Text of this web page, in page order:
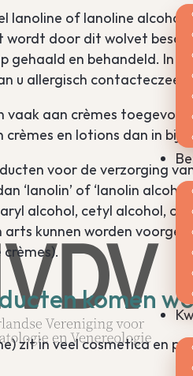
lanoline of lanoline alcohol
wordt door dit wolvet
gehaald en behandeld. In
u allergisch
vaak aan crèmes
crèmes en lotions dan in
voor de verzorging
‘lanolin’ of ‘lanolin
alcohol, cetyl alcohol,
kunnen worden
komen
zit in veel cosmetica en